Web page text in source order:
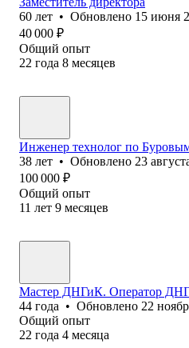
60 лет • Обновлено 15 июня
40 000 ₽
Общий опыт
22 года 8 месяцев
Инженер технолог по
38 лет • Обновлено 23
100 000 ₽
Общий опыт
11 лет 9 месяцев
Мастер ДНГиК. Оператор
44 года • Обновлено 22
Общий опыт
22 года 4 месяца